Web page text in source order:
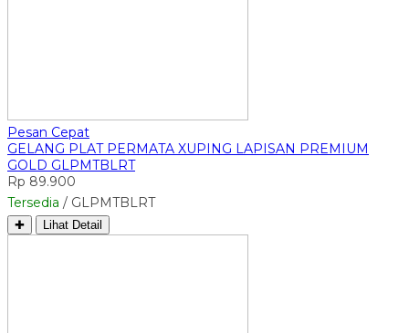
Pesan Cepat
GELANG PLAT PERMATA XUPING LAPISAN PREMIUM
GOLD GLPMTBLRT
Rp 89.900
Tersedia / GLPMTBLRT
✚ Lihat Detail